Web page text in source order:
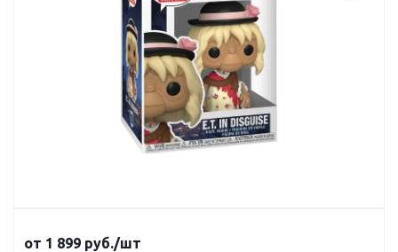
от 1 899 руб./шт